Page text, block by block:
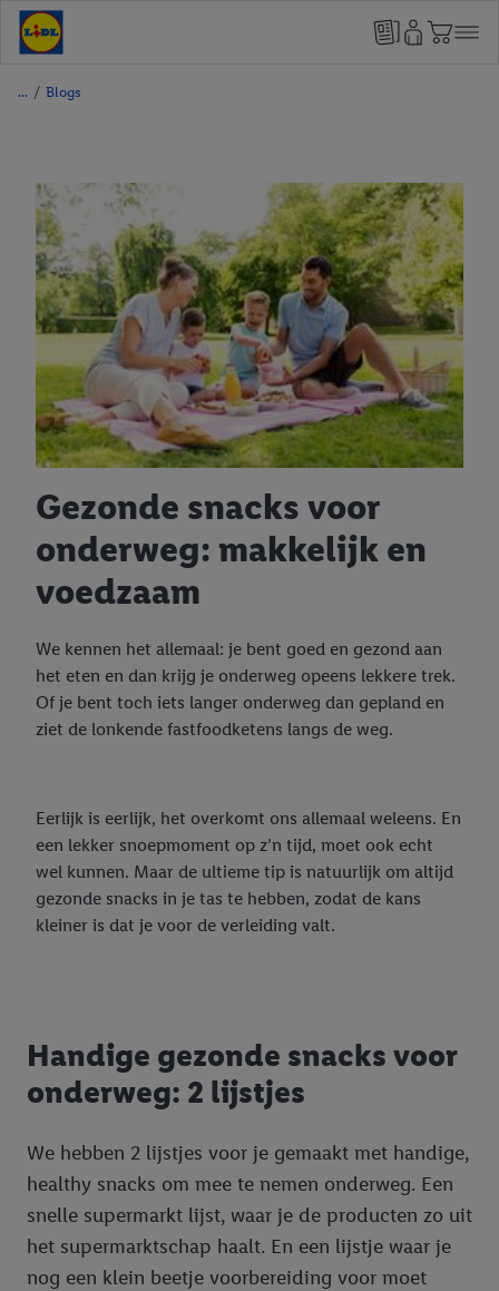
/ Blogs
Gezonde snacks voor
onderweg: makkelijk en
voedzaam
We kennen het allemaal: je bent goed en gezond aan
het eten en dan krijg je onderweg opeens lekkere trek.
Of je bent toch iets langer onderweg dan gepland en
ziet de lonkende fastfoodketens langs de weg.
Eerlijk is eerlijk, het overkomt ons allemaal weleens. En
een lekker snoepmoment op z’n tijd, moet ook echt
wel kunnen. Maar de ultieme tip is natuurlijk om altijd
gezonde snacks in je tas te hebben, zodat de kans
kleiner is dat je voor de verleiding valt.
Handige gezonde snacks voor
onderweg: 2 lijstjes
We hebben 2 lijstjes voor je gemaakt met handige,
healthy snacks om mee te nemen onderweg. Een
snelle supermarkt lijst, waar je de producten zo uit
het supermarktschap haalt. En een lijstje waar je
nog een klein beetje voorbereiding voor moet